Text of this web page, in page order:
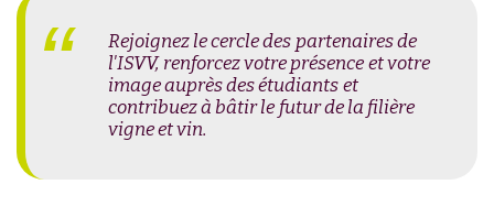
Rejoignez le cercle des partenaires de
l'ISVV, renforcez votre présence et votre
image auprès des étudiants et
contribuez à bâtir le futur de la filière
vigne et vin.